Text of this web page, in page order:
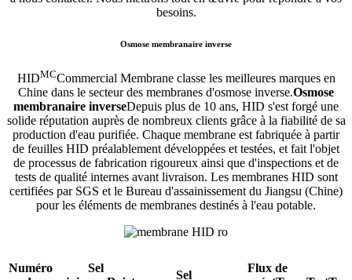
besoins.
Osmose membranaire inverse
HIDMCCommercial Membrane classe les meilleures marques en
Chine dans le secteur des membranes d'osmose inverse.Osmose
membranaire inverseDepuis plus de 10 ans, HID s'est forgé une
solide réputation auprès de nombreux clients grâce à la fiabilité de sa
production d'eau purifiée. Chaque membrane est fabriquée à partir
de feuilles HID préalablement développées et testées, et fait l'objet
de processus de fabrication rigoureux ainsi que d'inspections et de
tests de qualité internes avant livraison. Les membranes HID sont
certifiées par SGS et le Bureau d'assainissement du Jiangsu (Chine)
pour les éléments de membranes destinés à l'eau potable.
Numéro
Sel
Sel
Flux de